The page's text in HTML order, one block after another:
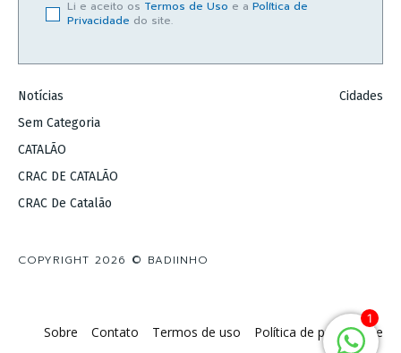
Li e aceito os Termos de Uso e a Política de
Privacidade do site.
Notícias
Sem Categoria
CATALÃO
CRAC DE CATALÃO
CRAC De Catalão
Cidades
COPYRIGHT 2026 © BADIINHO
Sobre Contato Termos de uso Política de privacidade
1